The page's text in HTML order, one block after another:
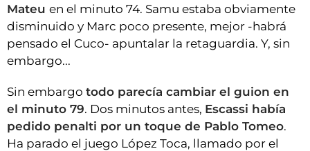
Mateu en el minuto 74. Samu estaba obviamente
disminuido y Marc poco presente, mejor -habrá
pensado el Cuco- apuntalar la retaguardia. Y, sin
embargo...
Sin embargo todo parecía cambiar el guion en
el minuto 79. Dos minutos antes, Escassi había
pedido penalti por un toque de Pablo Tomeo.
Ha parado el juego López Toca, llamado por el